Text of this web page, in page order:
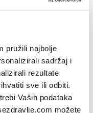
pružili najbolje
sadržaj i
rezultate
sve ili odbiti.
Vaših podataka
možete
u kojoj je ispitano
provedena u
samostalnosti u